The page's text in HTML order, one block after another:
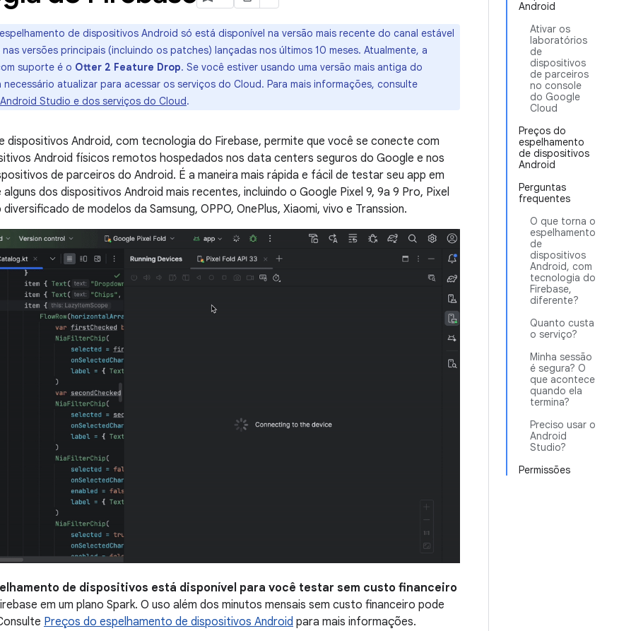
Android
Ativar os
laboratórios
de
dispositivos
de parceiros
no console
do Google
Cloud
Preços do
espelhamento
de dispositivos
Android
Perguntas
frequentes
O que torna o
espelhamento
de
dispositivos
Android, com
tecnologia do
Firebase,
diferente?
Quanto custa
o serviço?
Minha sessão
é segura? O
que acontece
quando ela
termina?
Preciso usar o
Android
Studio?
Permissões
de dispositivos Android só está disponível na versão mais recente do canal estável
versões principais (incluindo os patches) lançadas nos últimos 10 meses. Atualmente, a
suporte é o Otter 2 Feature Drop. Se você estiver usando uma versão mais antiga do
atualizar para acessar os serviços do Cloud. Para mais informações, consulte
Studio e dos serviços do Cloud.
dispositivos Android, com tecnologia do Firebase, permite que você se conecte com
Android físicos remotos hospedados nos data centers seguros do Google e nos
de parceiros do Android. É a maneira mais rápida e fácil de testar seu app em
dos dispositivos Android mais recentes, incluindo o Google Pixel 9, 9a 9 Pro, Pixel
de modelos da Samsung, OPPO, OnePlus, Xiaomi, vivo e Transsion.
de dispositivos está disponível para você testar sem custo financeiro
em um plano Spark. O uso além dos minutos mensais sem custo financeiro pode
Preços do espelhamento de dispositivos Android para mais informações.